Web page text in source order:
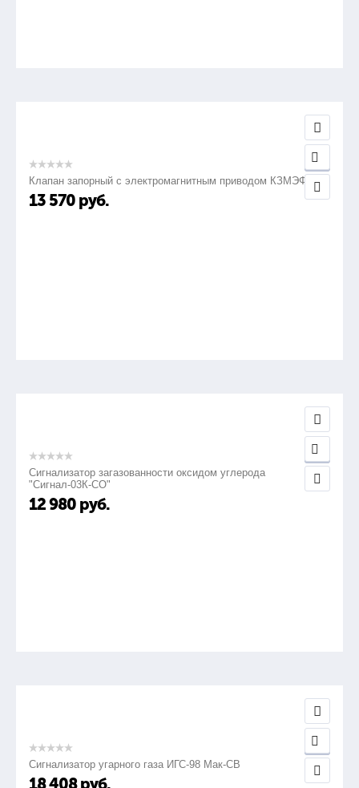
Клапан запорный с электромагнитным приводом КЗМЭФ
13 570 руб.
Сигнализатор загазованности оксидом углерода
"Сигнал-03К-СО"
12 980 руб.
Сигнализатор угарного газа ИГС-98 Мак-СВ
18 408 руб.